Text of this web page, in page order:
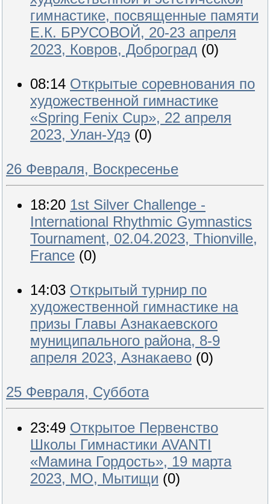
гимнастике, посвященные памяти
Е.К. БРУСОВОЙ, 20-23 апреля
2023, Ковров, Доброград (0)
08:14 Открытые соревнования по
художественной гимнастике
«Spring Fenix Cup», 22 апреля
2023, Улан-Удэ (0)
26 Февраля, Воскресенье
18:20 1st Silver Challenge -
International Rhythmic Gymnastics
Tournament, 02.04.2023, Thionville,
France (0)
14:03 Открытый турнир по
художественной гимнастике на
призы Главы Азнакаевского
муниципального района, 8-9
апреля 2023, Азнакаево (0)
25 Февраля, Суббота
23:49 Открытое Первенство
Школы Гимнастики AVANTI
«Мамина Гордость», 19 марта
2023, МО, Мытищи (0)